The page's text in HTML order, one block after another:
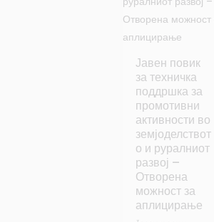
Јавен повик
за техничка
поддршка за
промотивни
активности во
земјоделствот
о и руралниот
развој –
Отворена
можност за
аплицирање